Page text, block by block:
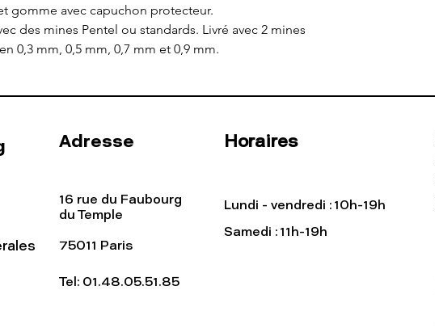
gomme avec capuchon protecteur.
des mines Pentel ou standards. Livré avec 2 mines
0,3 mm, 0,5 mm, 0,7 mm et 0,9 mm.
Adresse Horaires
16 rue du Faubourg
du Temple
75011 Paris
Tel: 01.48.05.51.85
Lundi - vendredi : 10h-19h
Samedi : 11h-19h